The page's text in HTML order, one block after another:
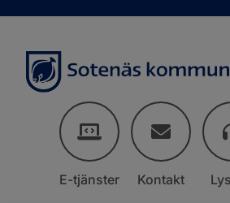
E-tjänster Kontakt